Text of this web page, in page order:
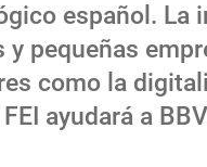
español. La
y pequeñas
como la
ayudará a